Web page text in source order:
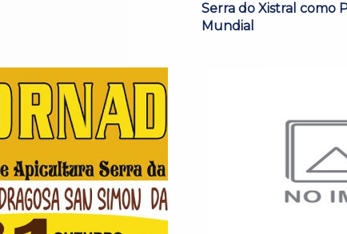
Serra do Xistral como
Mundial